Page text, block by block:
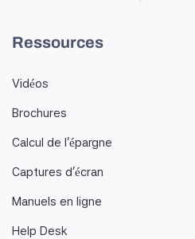
Ressources
Vidéos
Brochures
Calcul de l'épargne
Captures d'écran
Manuels en ligne
Help Desk